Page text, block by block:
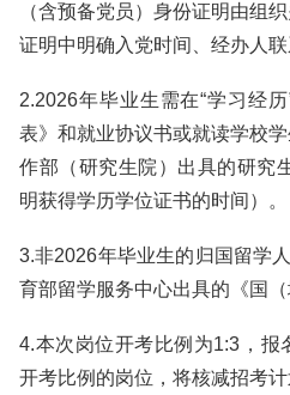
（含预备党员）身份证明由组
证明中明确入党时间、经办人联
2.2026年毕业生需在“学习经
表》和就业协议书或就读学校
作部（研究生院）出具的研究
明获得学历学位证书的时间）。
3.非2026年毕业生的归国留学
育部留学服务中心出具的《国
4.本次岗位开考比例为1:3，报
开考比例的岗位，将核减招考